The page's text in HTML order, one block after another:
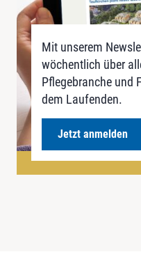
Mit unserem
wöchentlich über
Pflegebranche und
dem Laufenden.
Jetzt anmelden